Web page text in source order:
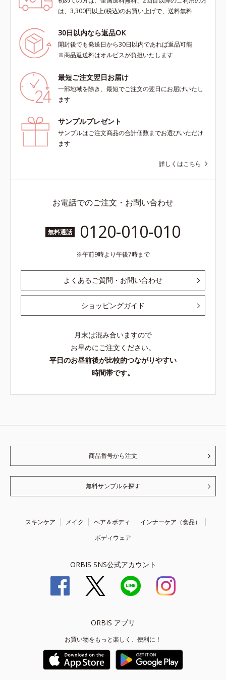
は、3,300円以上(税込)のお買い上げで、送料無料
30日以内なら返品OK
開封後でも発送日から30日以内であれば返品可能
※商品返送料はオルビスが負担いたします
最短ご注文翌日お届け
一部地域を除き、最短でご注文の翌日にお届けいたし
ます
サンプルプレゼント
サンプルはご注文商品の合計個数までお選びいただけ
ます
詳しくはこちら
お電話でのご注文・お問い合わせ
無料通話 0120-010-010
午前9時より午後7時まで
よくあるご質問・お問い合わせ
ショッピングガイド
月末は混み合いますので
お早めにご注文ください。
平日のお昼前後が比較的つながりやすい
時間帯です。
商品番号から注文
無料サンプルを探す
スキンケア メイク ヘア＆ボディ
インナーケア（食品）
ボディウェア
ORBIS SNS公式アカウント
ORBIS アプリ
お買い物をもっと楽しく、便利に！